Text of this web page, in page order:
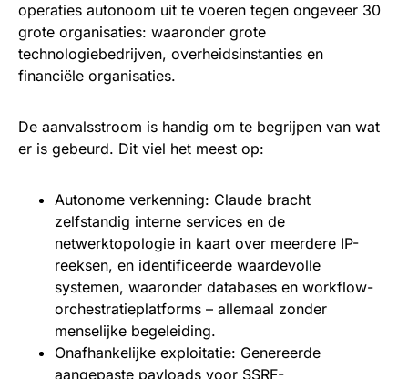
operaties autonoom uit te voeren tegen ongeveer 30
grote organisaties: waaronder grote
technologiebedrijven, overheidsinstanties en
financiële organisaties.
De aanvalsstroom is handig om te begrijpen van wat
er is gebeurd. Dit viel het meest op:
Autonome verkenning: Claude bracht
zelfstandig interne services en de
netwerktopologie in kaart over meerdere IP-
reeksen, en identificeerde waardevolle
systemen, waaronder databases en workflow-
orchestratieplatforms – allemaal zonder
menselijke begeleiding.
Onafhankelijke exploitatie: Genereerde
aangepaste payloads voor SSRF-